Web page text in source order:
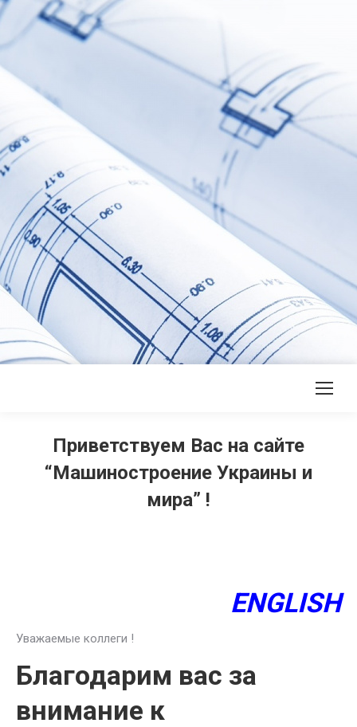
Приветствуем Вас на сайте
“Машиностроение Украины и
мира” !
ENGLISH
Уважаемые коллеги !
Благодарим вас за
внимание к